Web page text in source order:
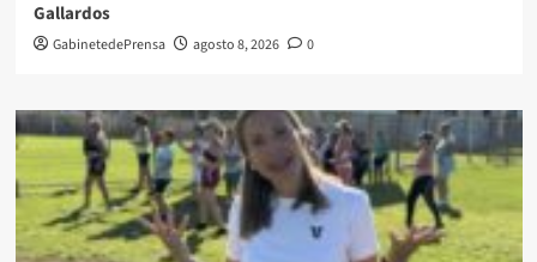
Gallardos
GabinetedePrensa agosto 8, 2026 0